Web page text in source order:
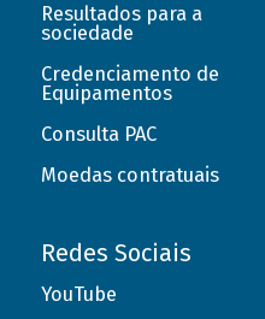
Resultados para a
sociedade
Credenciamento de
Equipamentos
Consulta PAC
Moedas contratuais
Redes Sociais
YouTube